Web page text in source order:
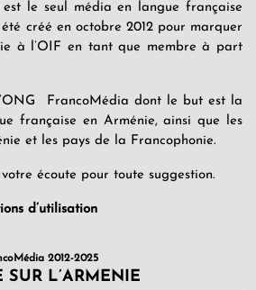
est le seul média en langue française
créé en octobre 2012 pour marquer
à l’OIF en tant que membre à part
FrancoMédia dont le but est la
française en Arménie, ainsi que les
et les pays de la Francophonie.
écoute pour toute suggestion.
d’utilisation
2012-2025
SUR L’ARMENIE